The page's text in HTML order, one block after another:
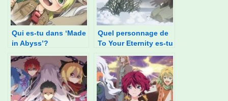
Qui es-tu dans ‘Made
in Abyss’?
Quel personnage de
To Your Eternity es-tu